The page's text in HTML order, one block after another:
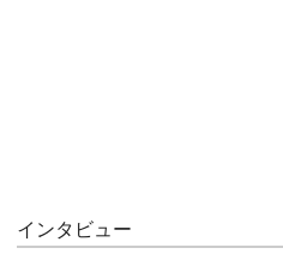
インタビュー